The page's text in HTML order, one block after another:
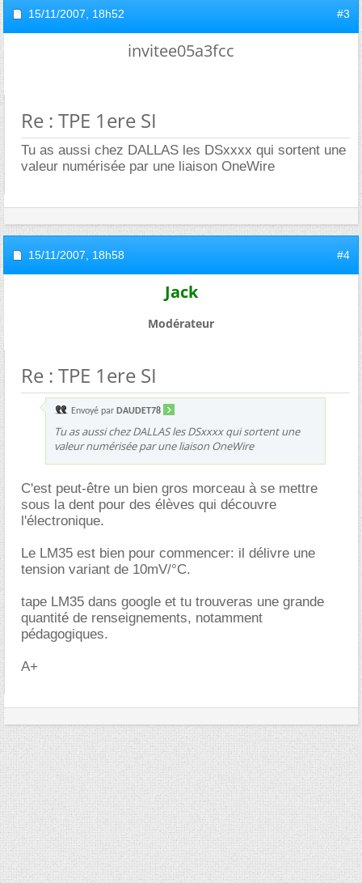
15/11/2007, 18h52 #3
invitee05a3fcc
Re : TPE 1ere SI
Tu as aussi chez DALLAS les DSxxxx qui sortent une
valeur numérisée par une liaison OneWire
15/11/2007, 18h58 #4
Jack
Modérateur
Re : TPE 1ere SI
Envoyé par DAUDET78
Tu as aussi chez DALLAS les DSxxxx qui sortent une
valeur numérisée par une liaison OneWire
C'est peut-être un bien gros morceau à se mettre
sous la dent pour des élèves qui découvre
l'électronique.
Le LM35 est bien pour commencer: il délivre une
tension variant de 10mV/°C.
tape LM35 dans google et tu trouveras une grande
quantité de renseignements, notamment
pédagogiques.
A+